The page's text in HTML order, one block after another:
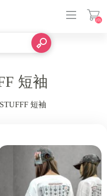
(0)
短袖
短袖